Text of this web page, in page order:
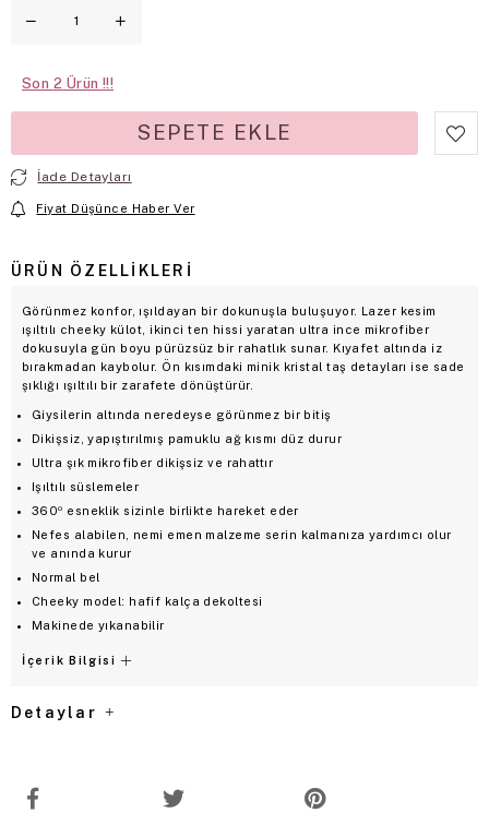
Son 2
İade Detayları
Fiyat Düşünce Haber Ver
ÜRÜN ÖZELLIKLERI
Görünmez konfor, ışıldayan bir dokunuşla buluşuyor. Lazer kesim
ışıltılı cheeky külot, ikinci ten hissi yaratan ultra ince mikrofiber
dokusuyla gün boyu pürüzsüz bir rahatlık sunar. Kıyafet altında iz
bırakmadan kaybolur. Ön kısımdaki minik kristal taş detayları ise sade
şıklığı ışıltılı bir zarafete dönüştürür.
Giysilerin altında neredeyse görünmez bir bitiş
Dikişsiz, yapıştırılmış pamuklu ağ kısmı düz durur
Ultra şık mikrofiber dikişsiz ve rahattır
Işıltılı süslemeler
360º esneklik sizinle birlikte hareket eder
Nefes alabilen, nemi emen malzeme serin kalmanıza yardımcı olur
ve anında kurur
Normal bel
Cheeky model: hafif kalça dekoltesi
Makinede yıkanabilir
İçerik Bilgisi
Detaylar